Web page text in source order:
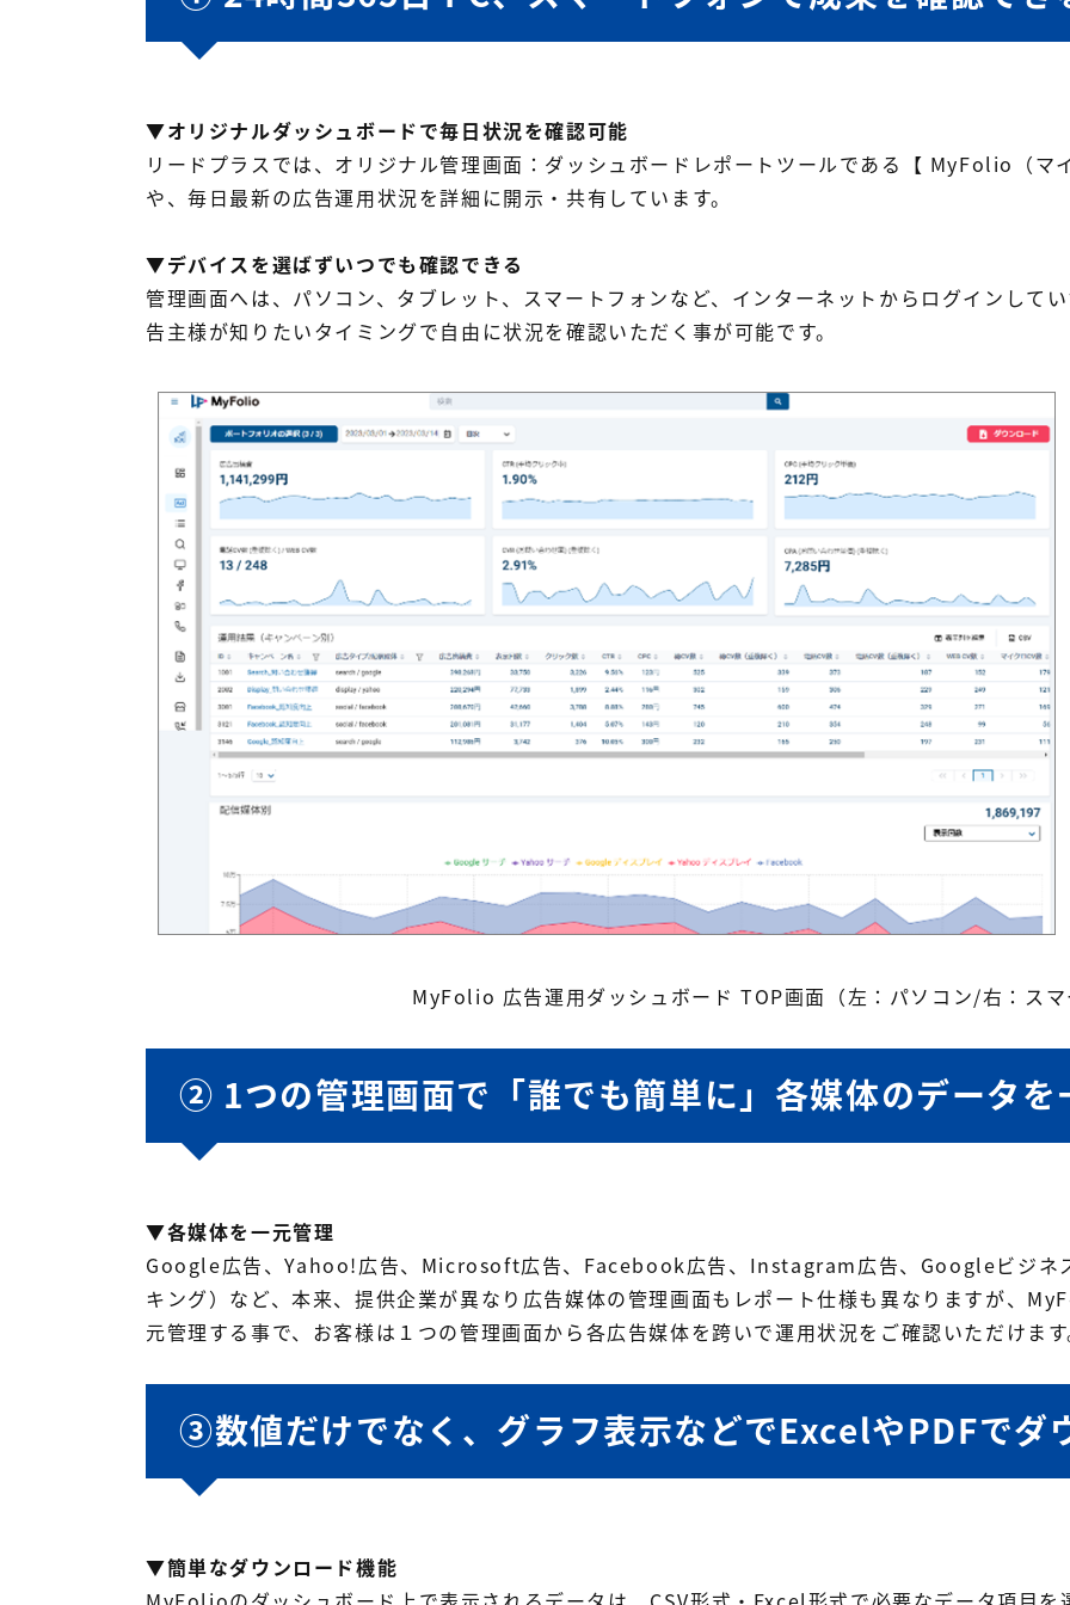
▼オリジナルダッシュボードで毎日状況を確認可能
リードプラスでは、オリジナル管理画面：ダッシュボードレポートツールである【 MyFolio（マ
や、毎日最新の広告運用状況を詳細に開示・共有しています。
▼デバイスを選ばずいつでも確認できる
管理画面へは、パソコン、タブレット、スマートフォンなど、インターネットからログインして
告主様が知りたいタイミングで自由に状況を確認いただく事が可能です。
MyFolio 広告運用ダッシュボード TOP画面（左：パソコン/右：ス
② 1つの管理画面で「誰でも簡単に」各媒体のデータを
▼各媒体を一元管理
Google広告、Yahoo!広告、Microsoft広告、Facebook広告、Instagram広告、Googleビジネ
キング）など、本来、提供企業が異なり広告媒体の管理画面もレポート仕様も異なりますが、
元管理する事で、お客様は１つの管理画面から各広告媒体を跨いで運用状況をご確認いただけま
③数値だけでなく、グラフ表示などでExcelやPDFでダ
▼簡単なダウンロード機能